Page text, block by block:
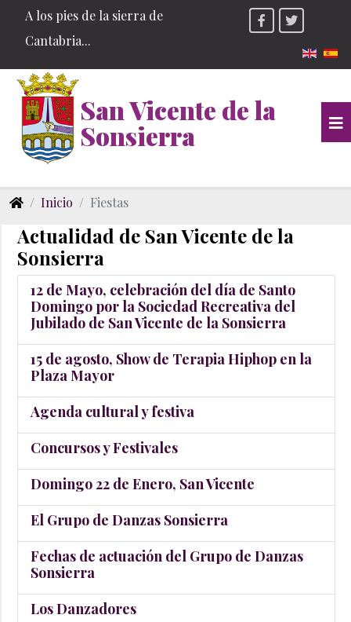
A los pies de la sierra de
Cantabria...
San Vicente de la
Sonsierra
Inicio Fiestas
Actualidad de San Vicente de la
Sonsierra
12 de Mayo, celebración del día de Santo
Domingo por la Sociedad Recreativa del
Jubilado de San Vicente de la Sonsierra
15 de agosto, Show de Terapia Hiphop en la
Plaza Mayor
Agenda cultural y festiva
Concursos y Festivales
Domingo 22 de Enero, San Vicente
El Grupo de Danzas Sonsierra
Fechas de actuación del Grupo de Danzas
Sonsierra
Los Danzadores